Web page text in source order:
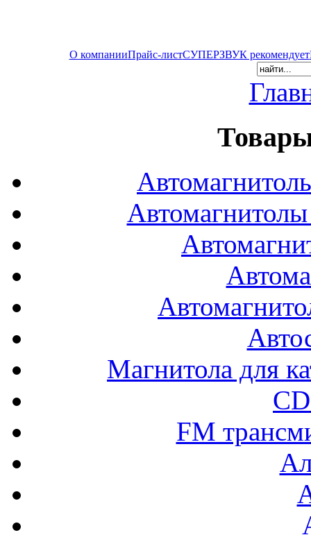
О компанииПрайс-листСУПЕРЗВУК рекомендует
Магнитола для
FM